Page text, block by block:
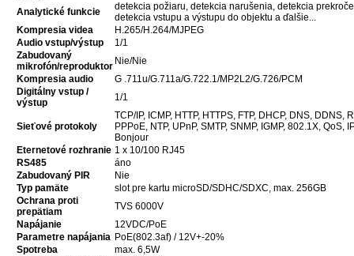
Analytické funkcie
detekcia požiaru, detekcia narušenia, detekcia
detekcia vstupu a výstupu do objektu a ďalšie...
Kompresia videa
H.265/H.264/MJPEG
Audio vstup/výstup
1/1
Zabudovaný
mikrofón/reproduktor Nie/Nie
Kompresia audio
G .711u/G.711a/G.722.1/MP2L2/G.726/PCM
Digitálny vstup /
výstup
1/1
Sieťové protokoly
TCP/IP, ICMP, HTTP, HTTPS, FTP, DHCP, DNS, DDNS,
PPPoE, NTP, UPnP, SMTP, SNMP, IGMP, 802.1X, QoS,
Bonjour
Eternetové rozhranie 1 x 10/100 RJ45
RS485
áno
Zabudovaný PIR
Nie
Typ pamäte
slot pre kartu microSD/SDHC/SDXC, max. 256GB
Ochrana proti
prepätiam
TVS 6000V
Napájanie
12VDC/PoE
Parametre napájania PoE(802.3af) / 12V+-20%
Spotreba
max. 6,5W